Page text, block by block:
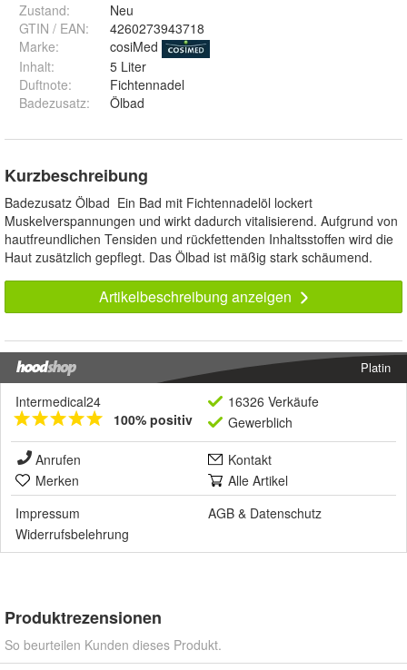
Zustand:
Neu
GTIN / EAN:
4260273943718
Marke:
cosiMed
Inhalt:
5 Liter
Duftnote:
Fichtennadel
Badezusatz: Ölbad
Kurzbeschreibung
Badezusatz Ölbad Ein Bad mit Fichtennadelöl lockert
Muskelverspannungen und wirkt dadurch vitalisierend. Aufgrund von
hautfreundlichen Tensiden und rückfettenden Inhaltsstoffen wird die
Haut zusätzlich gepflegt. Das Ölbad ist mäßig stark schäumend.
Artikelbeschreibung anzeigen
Platin
Intermedical24
100% positiv
16326 Verkäufe
Gewerblich
Anrufen
Kontakt
Merken
Alle Artikel
Impressum
AGB & Datenschutz
Widerrufsbelehrung
Produktrezensionen
So beurteilen Kunden dieses Produkt.